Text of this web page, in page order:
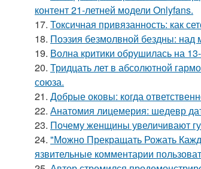
контент 21-летней модели Onlyfans.
17. Токсичная привязанность: как
18. Поэзия безмолвной бездны: над
19. Волна критики обрушилась на
20. Тридцать лет в абсолютной
союза.
21. Добрые оковы: когда
22. Анатомия лицемерия: шедевр
23. Почему женщины увеличивают
24. "Можно Прекращать Рожать
язвительные комментарии